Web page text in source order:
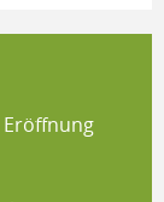
Eröffnung